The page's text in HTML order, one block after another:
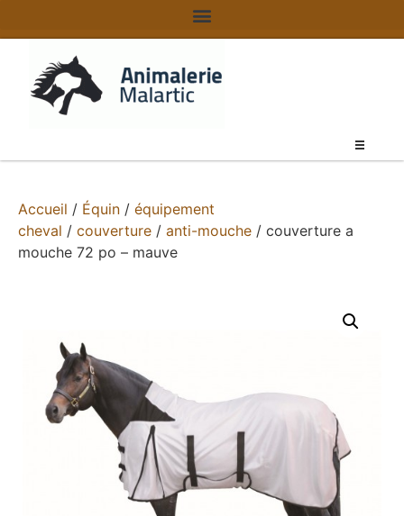
Accueil / Équin / équipement
cheval / couverture / anti-mouche / couverture a
mouche 72 po – mauve